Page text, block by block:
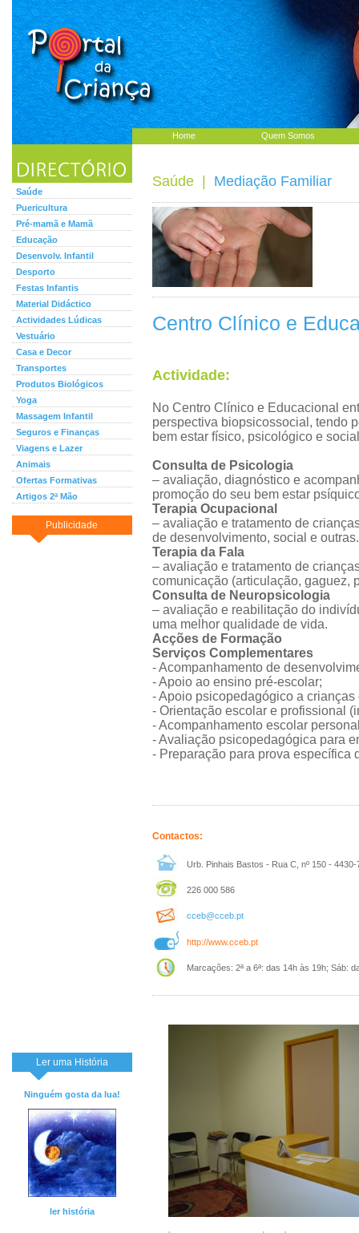
Home Quem Somos
Saúde
Puericultura
Pré-mamã e Mamã
Educação
Desenvolv. Infantil
Desporto
Festas Infantis
Material Didáctico
Actividades Lúdicas
Vestuário
Casa e Decor
Transportes
Produtos Biológicos
Yoga
Massagem Infantil
Seguros e Finanças
Viagens e Lazer
Animais
Ofertas Formativas
Artigos 2ª Mão
Publicidade
Ler uma História
Ninguém gosta da lua!
ler história
Saúde Mediação Familiar
Centro Clínico e
Actividade:
No Centro Clínico e Educacional
perspectiva biopsicossocial, tendo
bem estar físico, psicológico e
Consulta de Psicologia
– avaliação, diagnóstico e
promoção do seu bem estar
Terapia Ocupacional
– avaliação e tratamento de
de desenvolvimento, social e outras.
Terapia da Fala
– avaliação e tratamento de
comunicação (articulação, gaguez,
Consulta de Neuropsicologia
– avaliação e reabilitação do
uma melhor qualidade de vida.
Acções de Formação
Serviços Complementares
- Acompanhamento de
- Apoio ao ensino pré-escolar;
- Apoio psicopedagógico a
- Orientação escolar e profissional
- Acompanhamento escolar
- Avaliação psicopedagógica para
- Preparação para prova específica
Contactos:
Urb. Pinhais Bastos - Rua C, nº 150 -
226 000 586
cceb@cceb.pt
http://www.cceb.pt
Marcações: 2ª a 6ª: das 14h às 19h; Sáb: